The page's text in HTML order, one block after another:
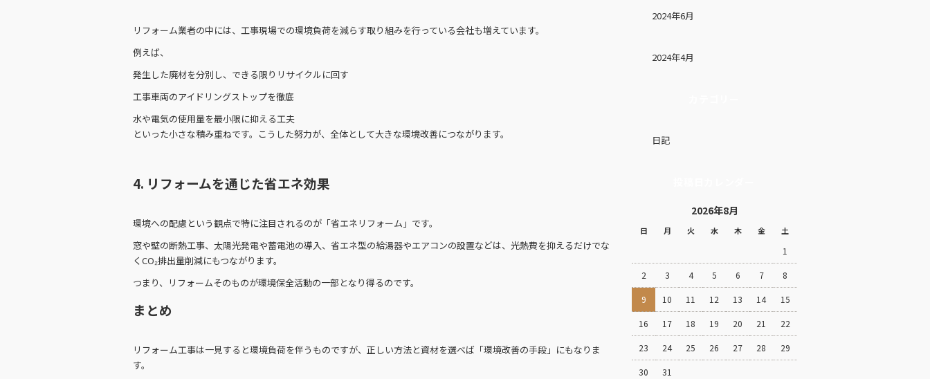
リフォーム業者の中には、工事現場での環境負荷を減らす取り組みを行っている会社も増えています。
例えば、
発生した廃材を分別し、できる限りリサイクルに回す
工事車両のアイドリングストップを徹底
水や電気の使用量を最小限に抑える工夫
といった小さな積み重ねです。こうした努力が、全体として大きな環境改善につながります。
4. リフォームを通じた省エネ効果
環境への配慮という観点で特に注目されるのが「省エネリフォーム」です。
窓や壁の断熱工事、太陽光発電や蓄電池の導入、省エネ型の給湯器やエアコンの設置などは、光熱費を抑えるだけでな
くCO₂排出量削減にもつながります。
つまり、リフォームそのものが環境保全活動の一部となり得るのです。
まとめ
リフォーム工事は一見すると環境負荷を伴うものですが、正しい方法と資材を選べば「環境改善の手段」にもなりま
す。
2024年6月
2024年4月
日記
2026年8月
日 月 火 水 木 金 土
1
2 3 4 5 6 7 8
9 10 11 12 13 14 15
16 17 18 19 20 21 22
23 24 25 26 27 28 29
30 31